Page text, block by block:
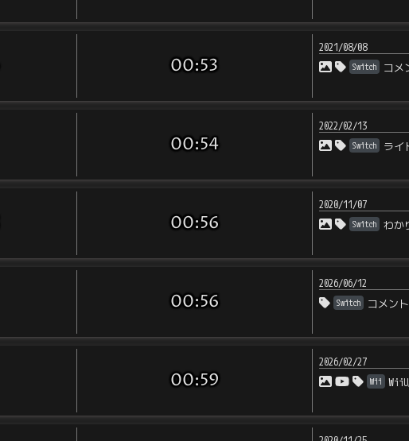
00:53
2021/08/08
Switch コメ
00:54
2022/02/13
Switch ライ
00:56
2020/11/07
Switch わか
00:56
2026/06/12
Switch コメン
00:59
2026/02/27
Wii